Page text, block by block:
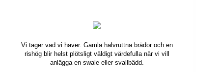
Vi tager vad vi haver. Gamla halvruttna brädor och en
rishög blir helst plötsligt väldigt värdefulla när vi vill
anlägga en swale eller svallbädd.